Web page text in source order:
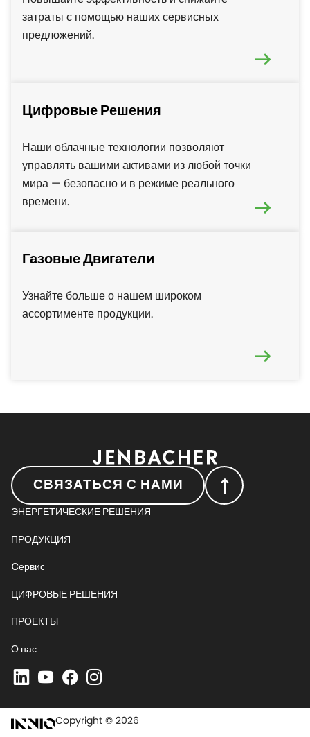
затраты с помощью наших сервисных
предложений.
Цифровые Решения
Наши облачные технологии позволяют
управлять вашими активами из любой точки
мира — безопасно и в режиме реального
времени.
Газовые Двигатели
Узнайте больше о нашем широком
ассортименте продукции.
СВЯЗАТЬСЯ С НАМИ
ЭНЕРГЕТИЧЕСКИЕ РЕШЕНИЯ
ПРОДУКЦИЯ
Cервис
ЦИФРОВЫЕ РЕШЕНИЯ
ПРОЕКТЫ
О нас
Copyright © 2026